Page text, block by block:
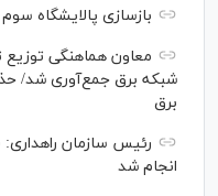
بازسازی پالایشگاه
برق
انجام شد